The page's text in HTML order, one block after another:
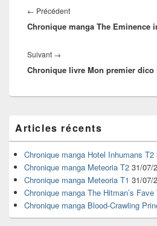
de
l’article
← PrécédentArticle
précédent :
Chronique manga The Eminence
Suivant →
suivant :
Chronique livre Mon premier
principale
de
widget
pour
barre
latérale
Articles récents
Chronique manga Hotel Inhumans T2
Chronique manga Meteoria T2 31/07/
Chronique manga Meteoria T1 31/07/
Chronique manga The Hitman’s Fave
Chronique manga Blood-Crawling